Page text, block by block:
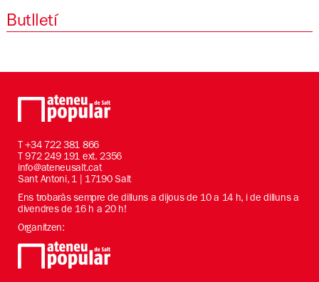
Butlletí
T+34 722 381 866
T 972 249 191 ext. 2356
info@ateneusalt.cat
Sant Antoni, 1 | 17190 Salt
Ens trobaràs sempre de dilluns a dijous de 10 a 14 h, i de dilluns a
divendres de 16 h a 20 h!
Organitzen: